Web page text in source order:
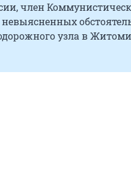
член
узла в